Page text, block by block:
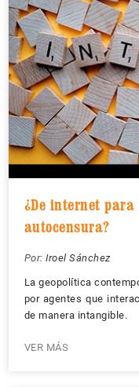
¿De internet
autocensura?
Por: Iroel Sánchez
La geopolítica
por agentes que
de manera intangible.
VER MÁS